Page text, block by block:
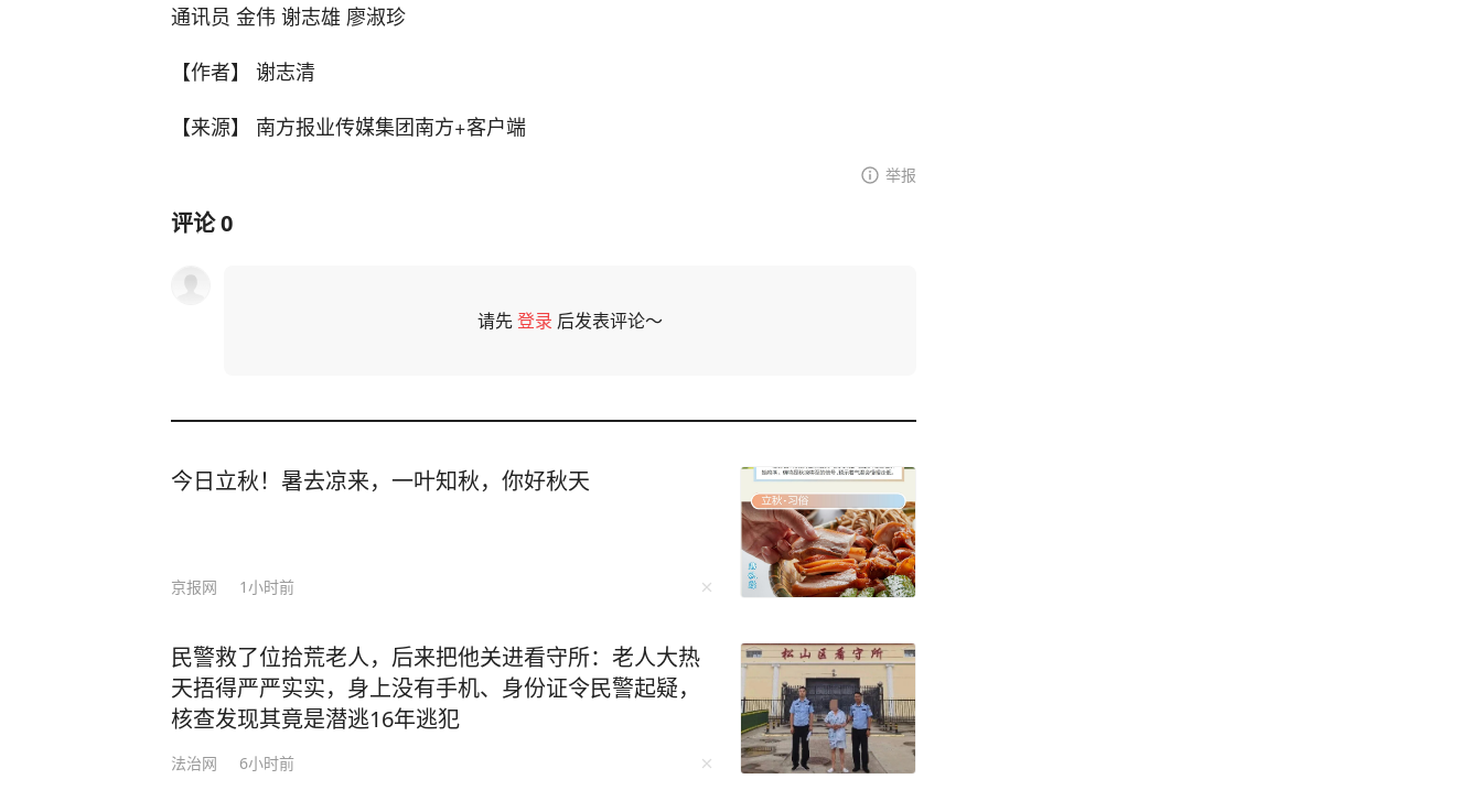
通讯员 金伟 谢志雄 廖淑珍
【作者】 谢志清
【来源】 南方报业传媒集团南方+客户端
举报
评论0
请先登录 后发表评论～
今日立秋！暑去凉来，一叶知秋，你好秋天
京报网 1小时前
民警救了位拾荒老人，后来把他关进看守所：老人大热
天捂得严严实实，身上没有手机、身份证令民警起疑，
核查发现其竟是潜逃16年逃犯
法治网 6小时前